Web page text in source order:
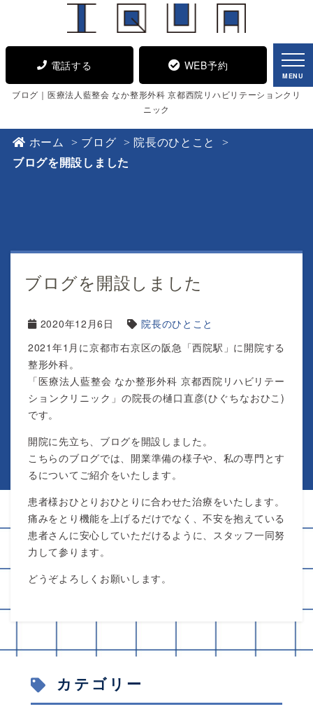
電話する WEB予約
MENU
ブログ｜医療法人藍整会 なか整形外科 京都西院リハビリテーションクリ
ニック
ホーム ブログ
院長のひとこと
ブログを開設しました
ブログを開設しました
2020年12月6日
院長のひとこと
2021年1月に京都市右京区の阪急「西院駅」に開院する
整形外科。
「医療法人藍整会 なか整形外科 京都西院リハビリテー
ションクリニック」の院長の樋口直彦(ひぐちなおひこ)
です。
開院に先立ち、ブログを開設しました。
こちらのブログでは、開業準備の様子や、私の専門とす
るについてご紹介をいたします。
患者様おひとりおひとりに合わせた治療をいたします。
痛みをとり機能を上げるだけでなく、不安を抱えている
患者さんに安心していただけるように、スタッフ一同努
力して参ります。
どうぞよろしくお願いします。
カテゴリー